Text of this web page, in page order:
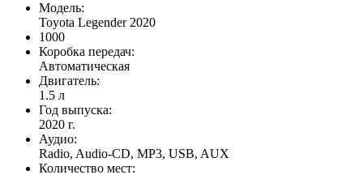
Модель:
Toyota Legender 2020
1000
Коробка передач:
Автоматическая
Двигатель:
1.5 л
Год выпуска:
2020 г.
Аудио:
Radio, Audio-CD, MP3, USB, AUX
Количество мест: